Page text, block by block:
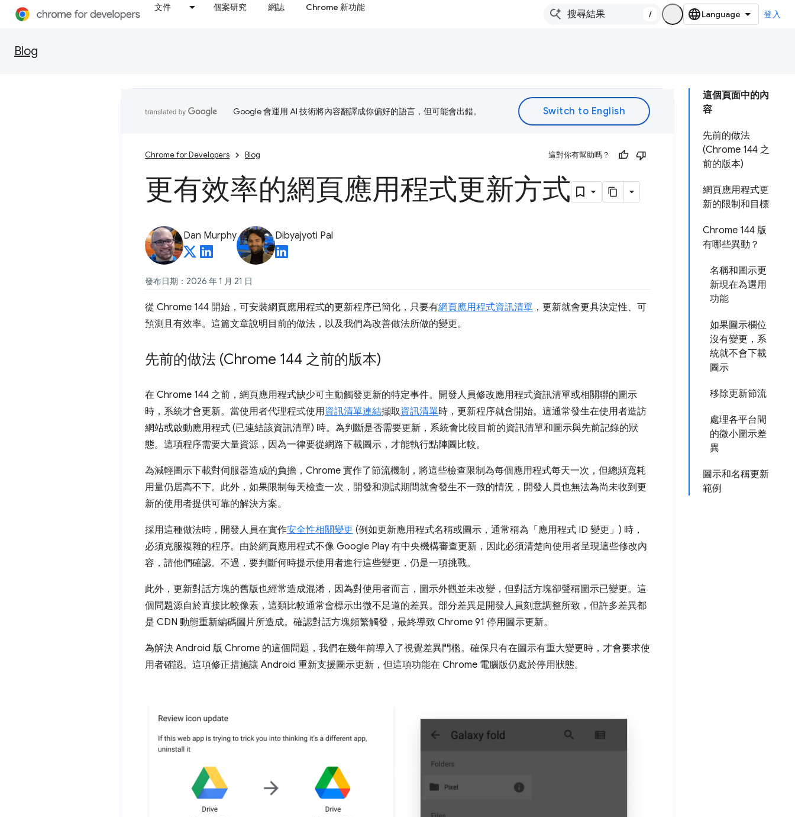
文件 個案研究 網誌 Chrome 新功能
/ 登入
Blog
這個頁面中的內
容
先前的做法
(Chrome 144 之
前的版本)
網頁應用程式更
新的限制和目標
Chrome 144 版
有哪些異動？
名稱和圖示更
新現在為選用
功能
如果圖示欄位
沒有變更，系
統就不會下載
圖示
移除更新節流
處理各平台間
的微小圖示差
異
圖示和名稱更新
範例
Google 會運用 AI 技術將內容翻譯成你偏好的語言，但可能會出錯。
Chrome for Developers Blog 這對你有幫助嗎？
更有效率的網頁應用程式更新方式
Dan Murphy Dibyajyoti Pal
發布日期：2026 年 1 月 21 日
從 Chrome 144 開始，可安裝網頁應用程式的更新程序已簡化，只要有網頁應用程式資訊清單 ，更新就會更具決定性、可
預測且有效率。這篇文章說明目前的做法，以及我們為改善做法所做的變更。
先前的做法 (Chrome 144 之前的版本)
在 Chrome 144 之前，網頁應用程式缺少可主動觸發更新的特定事件。開發人員修改應用程式資訊清單或相關聯的圖示
時，系統才會更新。當使用者代理程式使用資訊清單連結擷取資訊清單時，更新程序就會開始。這通常發生在使用者造訪
網站或啟動應用程式 (已連結該資訊清單) 時。為判斷是否需要更新，系統會比較目前的資訊清單和圖示與先前記錄的狀
態。這項程序需要大量資源，因為一律要從網路下載圖示，才能執行點陣圖比較。
為減輕圖示下載對伺服器造成的負擔，Chrome 實作了節流機制，將這些檢查限制為每個應用程式每天一次，但總頻寬耗
用量仍居高不下。此外，如果限制每天檢查一次，開發和測試期間就會發生不一致的情況，開發人員也無法為尚未收到更
新的使用者提供可靠的解決方案。
採用這種做法時，開發人員在實作安全性相關變更 (例如更新應用程式名稱或圖示，通常稱為「應用程式 ID 變更」) 時，
必須克服複雜的程序。由於網頁應用程式不像 Google Play 有中央機構審查更新，因此必須清楚向使用者呈現這些修改內
容，請他們確認。不過，要判斷何時提示使用者進行這些變更，仍是一項挑戰。
此外，更新對話方塊的舊版也經常造成混淆，因為對使用者而言，圖示外觀並未改變，但對話方塊卻聲稱圖示已變更。這
個問題源自於直接比較像素，這類比較通常會標示出微不足道的差異。部分差異是開發人員刻意調整所致，但許多差異都
是 CDN 動態重新編碼圖片所造成。確認對話方塊頻繁觸發，最終導致 Chrome 91 停用圖示更新。
為解決 Android 版 Chrome 的這個問題，我們在幾年前導入了視覺差異門檻。確保只有在圖示有重大變更時，才會要求使
用者確認。這項修正措施讓 Android 重新支援圖示更新，但這項功能在 Chrome 電腦版仍處於停用狀態。